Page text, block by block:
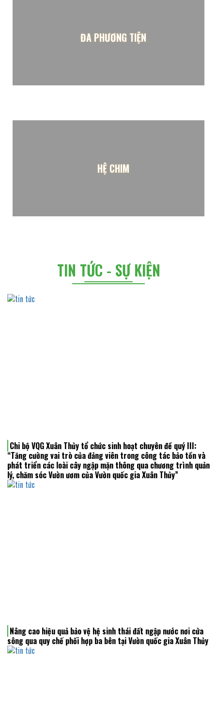
ĐA PHƯƠNG TIỆN
HỆ CHIM
TIN TỨC - SỰ KIỆN
Chi bộ VQG Xuân Thủy tổ chức sinh hoạt chuyên đề quý III:
“Tăng cường vai trò của đảng viên trong công tác bảo tồn và
phát triển các loài cây ngập mặn thông qua chương trình quản
lý, chăm sóc Vườn ươm của Vườn quốc gia Xuân Thủy”
Nâng cao hiệu quả bảo vệ hệ sinh thái đất ngập nước nơi cửa
sông qua quy chế phối hợp ba bên tại Vườn quốc gia Xuân Thủy